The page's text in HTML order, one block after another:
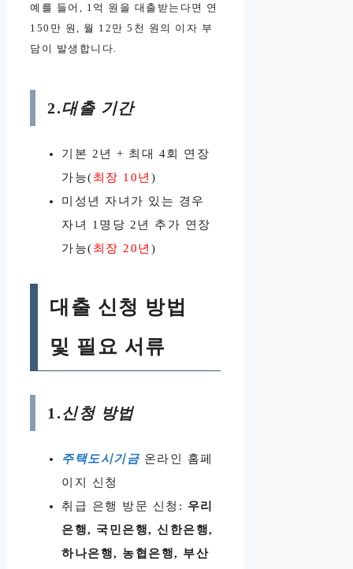
예를 들어, 1억 원을 대출받는다면 연
150만 원, 월 12만 5천 원의 이자 부
담이 발생합니다.
2.대출 기간
기본 2년 + 최대 4회 연장
가능(최장 10년 )
미성년 자녀가 있는 경우
자녀 1명당 2년 추가 연장
가능(최장 20년 )
대출 신청 방법
및 필요 서류
1.신청 방법
주택도시기금 온라인 홈페
이지 신청
취급 은행 방문 신청: 우리
은행, 국민은행, 신한은행,
하나은행, 농협은행, 부산